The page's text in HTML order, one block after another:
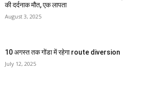
की दर्दनाक मौत, एक लापता
August 3, 2025
10 अगस्त तक गोंडा में रहेगा route diversion
July 12, 2025